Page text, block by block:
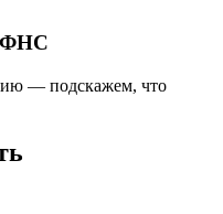
— подскажем, что